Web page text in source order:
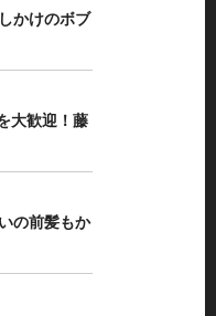
かけのボブ
大歓迎！藤
の前髪もか